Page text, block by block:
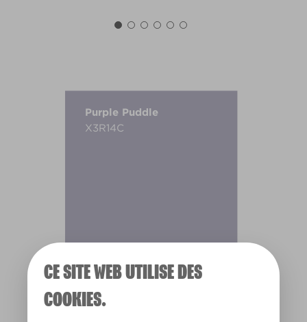
CE SITE WEB UTILISE DES
COOKIES.
Purple Puddle
X3R14C